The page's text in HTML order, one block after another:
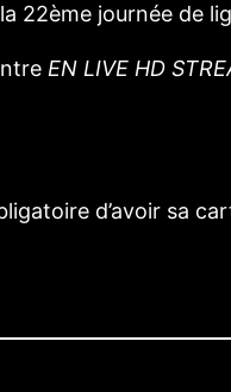
22ème journée de
EN LIVE HD
d’avoir sa